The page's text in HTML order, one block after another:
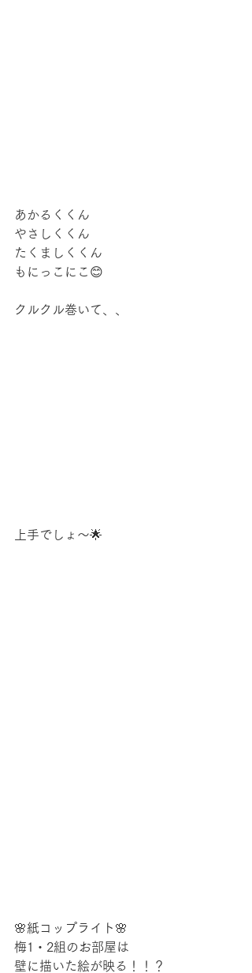
あかるくくん
やさしくくん
たくましくくん
もにっこにこ😊
クルクル巻いて、、
上手でしょ～🌟
🌸紙コップライト🌸
梅1・2組のお部屋は
壁に描いた絵が映る！！？